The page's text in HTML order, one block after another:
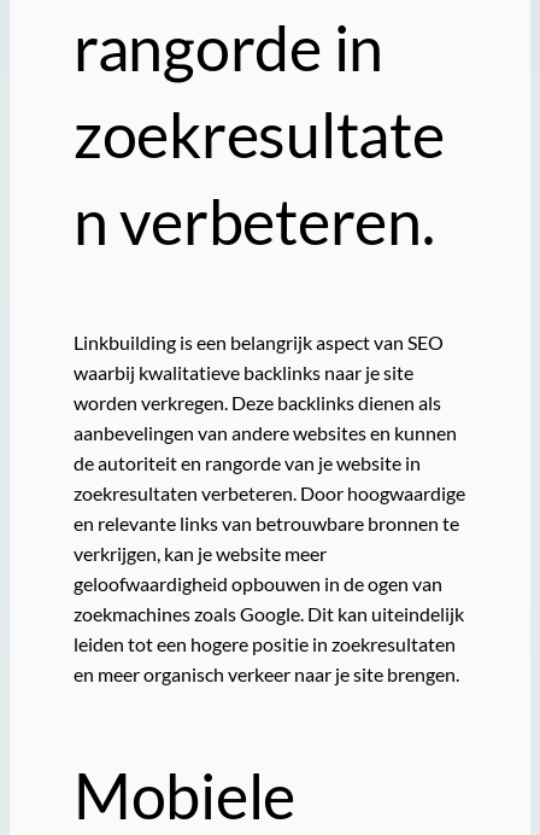
rangorde in
zoekresultate
n verbeteren.
Linkbuilding is een belangrijk aspect van SEO
waarbij kwalitatieve backlinks naar je site
worden verkregen. Deze backlinks dienen als
aanbevelingen van andere websites en kunnen
de autoriteit en rangorde van je website in
zoekresultaten verbeteren. Door hoogwaardige
en relevante links van betrouwbare bronnen te
verkrijgen, kan je website meer
geloofwaardigheid opbouwen in de ogen van
zoekmachines zoals Google. Dit kan uiteindelijk
leiden tot een hogere positie in zoekresultaten
en meer organisch verkeer naar je site brengen.
Mobiele